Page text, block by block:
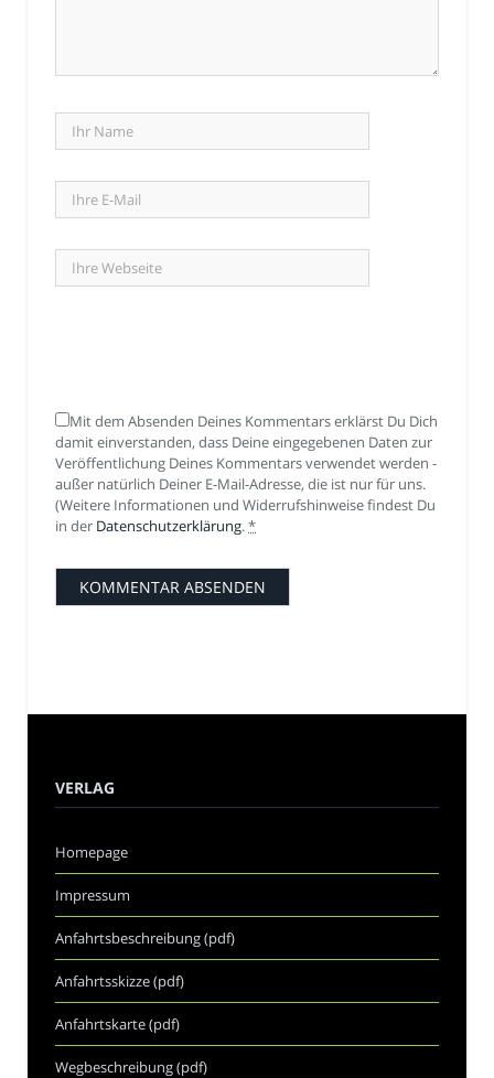
Mit dem Absenden Deines Kommentars erklärst Du Dich
damit einverstanden, dass Deine eingegebenen Daten zur
Veröffentlichung Deines Kommentars verwendet werden -
außer natürlich Deiner E-Mail-Adresse, die ist nur für uns.
(Weitere Informationen und Widerrufshinweise findest Du
in der Datenschutzerklärung.*
VERLAG
Homepage
Impressum
Anfahrtsbeschreibung (pdf)
Anfahrtsskizze (pdf)
Anfahrtskarte (pdf)
Wegbeschreibung (pdf)